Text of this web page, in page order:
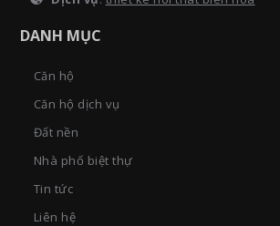
DANH MỤC
Căn hộ
Căn hộ dịch vụ
Đất nền
Nhà phố biệt thự
Tin tức
Liên hệ